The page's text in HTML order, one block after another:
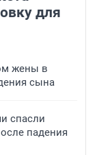
для
жены в
сына
спасли
падения